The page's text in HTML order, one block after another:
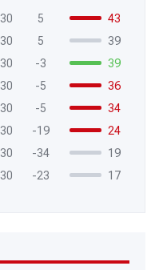
30 5
43
30 5
39
30 -3
39
30 -5
36
30 -5
34
30 -19
24
30 -34
19
30 -23 17